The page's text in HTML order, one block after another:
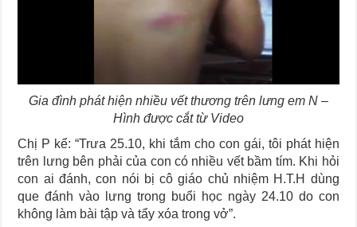
Gia đình phát hiện nhiều vết thương trên lưng em N –
Hình được cắt từ Video
Chị P kể: “Trưa 25.10, khi tắm cho con gái, tôi phát hiện
trên lưng bên phải của con có nhiều vết bầm tím. Khi hỏi
con ai đánh, con nói bị cô giáo chủ nhiệm H.T.H dùng
que đánh vào lưng trong buổi học ngày 24.10 do con
không làm bài tập và tẩy xóa trong vở”.